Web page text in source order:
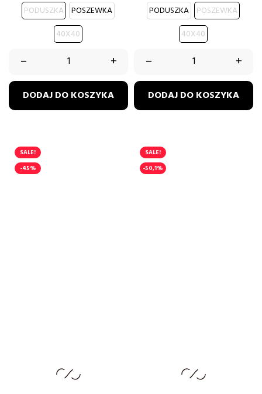
PODUSZKA
POSZEWKA
40X40
– +
DODAJ DO KOSZYKA
PODUSZKA
POSZEWKA
40X40
– +
DODAJ DO KOSZYKA
SALE!
-45%
SALE!
-50,1%